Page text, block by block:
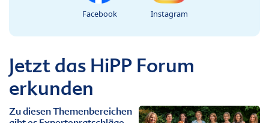
Facebook Instagram
Jetzt das HiPP Forum
erkunden
Zu diesen Themenbereichen